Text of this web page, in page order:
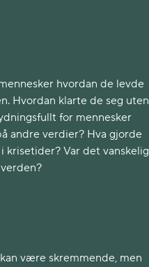
hvordan de levde
Hvordan klarte de seg uten
for mennesker
andre verdier? Hva gjorde
krisetider? Var det vanskelig
være skremmende, men